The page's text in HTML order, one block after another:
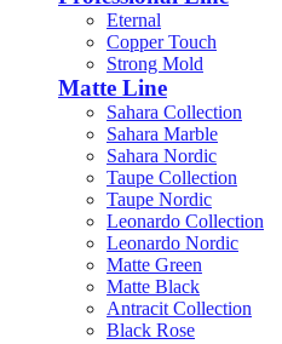
Eternal
Copper Touch
Strong Mold
Matte Line
Sahara Collection
Sahara Marble
Sahara Nordic
Taupe Collection
Taupe Nordic
Leonardo Collection
Leonardo Nordic
Matte Green
Matte Black
Antracit Collection
Black Rose